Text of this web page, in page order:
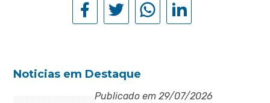
Noticias em Destaque
Publicado em 29/07/2026